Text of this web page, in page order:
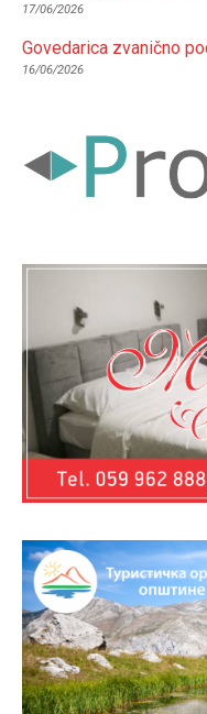
17/06/2026
Govedarica zvanično
16/06/2026